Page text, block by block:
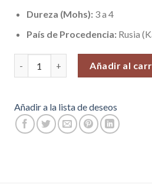
Dureza (Mohs): 3 a 4
País de Procedencia: Rusia
Añadir al
Añadir a la lista de deseos